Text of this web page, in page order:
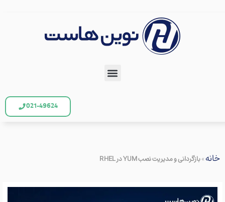
021-49624
خانه»بازگردانی و مدیریت نصب YUM در RHEL